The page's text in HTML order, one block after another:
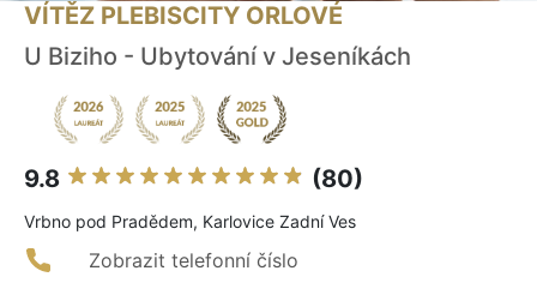
VÍTĚZ PLEBISCITY ORLOVÉ
U Biziho - Ubytování v Jeseníkách
9.8 (80)
Vrbno pod Pradědem, Karlovice Zadní Ves
Zobrazit telefonní číslo